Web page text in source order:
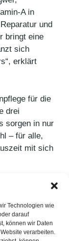
Technologien wie
darauf
können wir Daten
verarbeiten.
A in
und
bringt eine
sich
erklärt
für die
drei
sorgen in nur
– für alle,
mit sich
Meier